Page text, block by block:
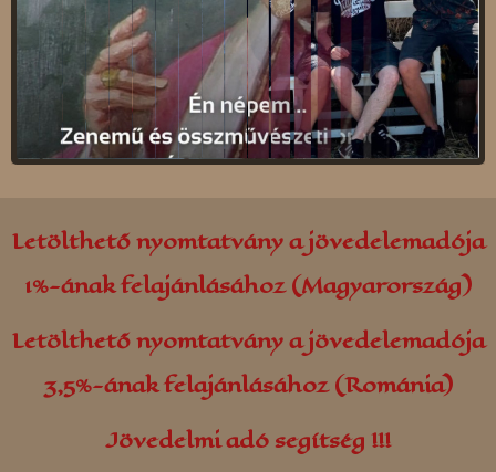
Letölthető nyomtatvány a jövedelemadója
1%-ának felajánlásához (Magyarország)
Letölthető nyomtatvány a jövedelemadója
3,5%-ának felajánlásához (Románia)
Jövedelmi adó segítség !!!
Kolozsvár
Kovászna
Petrozsény
Nagyszalonta
Szászváros
Szováta
Parajd
Gálospetri
Borszék
Udvarfalva
Oroszhegy
Gyergyószárhegy
Sepsibükszád